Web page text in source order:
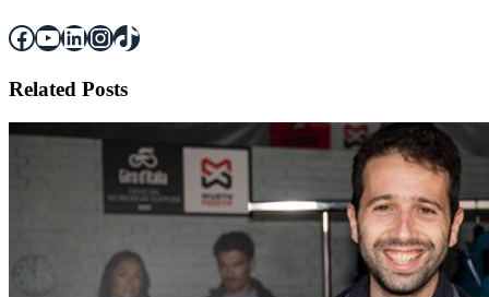
Facebook
YouTube
LinkedIn
Instagram
TikTok
Related Posts